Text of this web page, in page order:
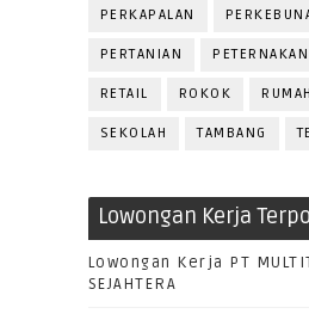
PERKAPALAN
PERTANIAN PETERNAKAN
RETAIL ROKOK
SEKOLAH TAMBANG
Lowongan Kerja
Lowongan Kerja PT
SEJAHTERA